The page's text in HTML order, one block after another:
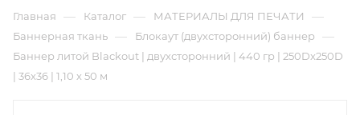
Главная — Каталог — МАТЕРИАЛЫ ДЛЯ ПЕЧАТИ —
Баннерная ткань — Блокаут (двухсторонний) баннер —
Баннер литой Blackout | двухсторонний | 440 гр | 250Dx250D
| 36x36 | 1,10 х 50 м